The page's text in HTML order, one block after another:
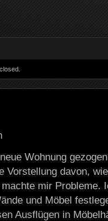
Wohnung
Vorstellung davon,
mir Probleme.
und Möbel
Ausflügen in